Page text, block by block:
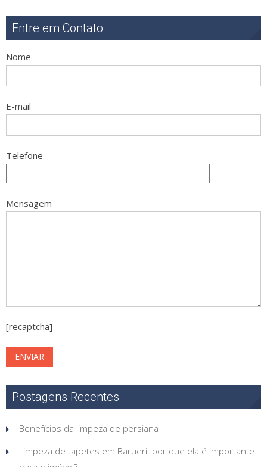
Entre em Contato
Nome
E-mail
Telefone
Mensagem
[recaptcha]
Postagens Recentes
Benefícios da limpeza de persiana
Limpeza de tapetes em Barueri: por que ela é importante